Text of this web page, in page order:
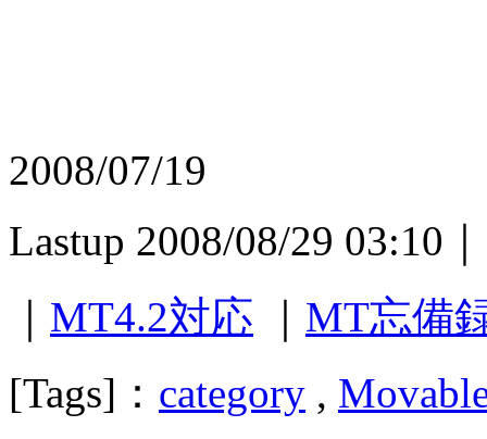
2008/07/19
Lastup 2008/08/29 03:10
｜ MT4.2対応 ｜ MT忘備
[Tags]： category ,